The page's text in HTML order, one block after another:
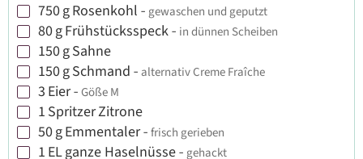
▢
750gRosenkohl - gewaschen und geputzt
▢
80gFrühstücksspeck - in dünnen Scheiben
▢
150gSahne
▢
150gSchmand - alternativ Creme Fraîche
▢
3 Eier- Göße M
▢
1 SpritzerZitrone
▢
50gEmmentaler- frisch gerieben
1 ELganze Haselnüsse - gehackt